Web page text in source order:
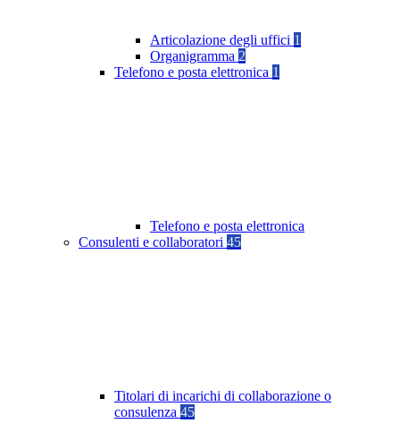
Articolazione degli uffici 1
Organigramma 2
Telefono e posta elettronica 1
Telefono e posta elettronica
Consulenti e collaboratori 45
Titolari di incarichi di collaborazione o
consulenza 45